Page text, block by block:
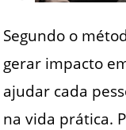
Segundo o
gerar impacto
ajudar cada
na vida prática.